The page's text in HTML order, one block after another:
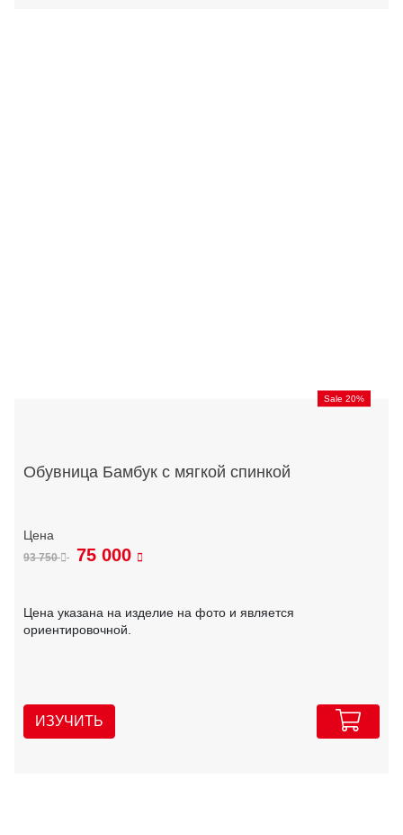
Sale 20%
Обувница Бамбук с мягкой спинкой
93 750 75 000
Цена указана на изделие на фото и является
ориентировочной.
ИЗУЧИТЬ